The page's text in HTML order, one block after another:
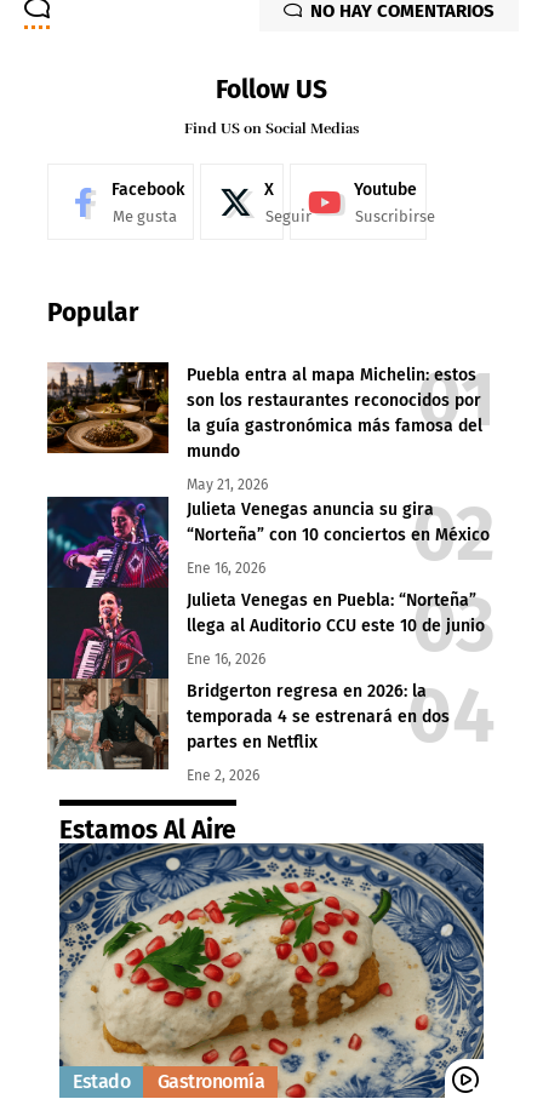
NO HAY COMENTARIOS
Follow US
Find US on Social Medias
Facebook
Me gusta
X
Seguir
Youtube
Suscribirse
Popular
Puebla entra al mapa Michelin: estos
son los restaurantes reconocidos por
la guía gastronómica más famosa del
mundo
May 21, 2026
Julieta Venegas anuncia su gira
“Norteña” con 10 conciertos en México
Ene 16, 2026
Julieta Venegas en Puebla: “Norteña”
llega al Auditorio CCU este 10 de junio
Ene 16, 2026
Bridgerton regresa en 2026: la
temporada 4 se estrenará en dos
partes en Netflix
Ene 2, 2026
Estamos Al Aire
Estado Gastronomía